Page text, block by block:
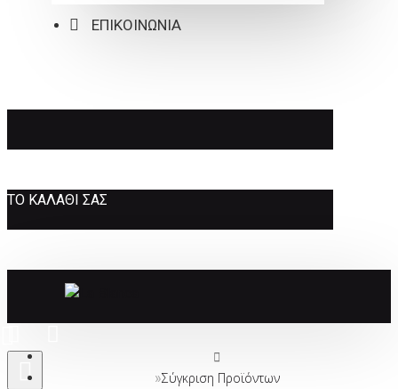
ΕΠΙΚΟΙΝΩΝΙΑ
ΤΟ ΚΑΛΆΘΙ ΣΑΣ
Σύγκριση Προϊόντων